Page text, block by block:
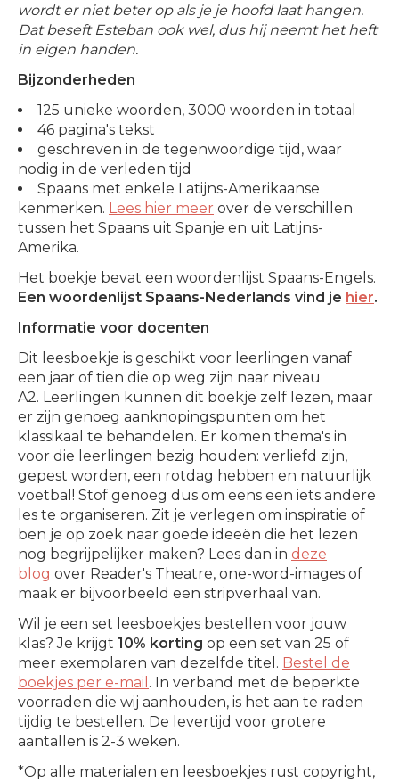
wordt er niet beter op als je je hoofd laat hangen.
Dat beseft Esteban ook wel, dus hij neemt het heft
in eigen handen.
Bijzonderheden
125 unieke woorden, 3000 woorden in totaal
46 pagina's tekst
geschreven in de tegenwoordige tijd, waar
nodig in de verleden tijd
Spaans met enkele Latijns-Amerikaanse
kenmerken. Lees hier meer over de verschillen
tussen het Spaans uit Spanje en uit Latijns-
Amerika.
Het boekje bevat een woordenlijst Spaans-Engels.
Een woordenlijst Spaans-Nederlands vind je hier.
Informatie voor docenten
Dit leesboekje is geschikt voor leerlingen vanaf
een jaar of tien die op weg zijn naar niveau
A2. Leerlingen kunnen dit boekje zelf lezen, maar
er zijn genoeg aanknopingspunten om het
klassikaal te behandelen. Er komen thema's in
voor die leerlingen bezig houden: verliefd zijn,
gepest worden, een rotdag hebben en natuurlijk
voetbal! Stof genoeg dus om eens een iets andere
les te organiseren. Zit je verlegen om inspiratie of
ben je op zoek naar goede ideeën die het lezen
nog begrijpelijker maken? Lees dan in deze
blog over Reader's Theatre, one-word-images of
maak er bijvoorbeeld een stripverhaal van.
Wil je een set leesboekjes bestellen voor jouw
klas? Je krijgt 10% korting op een set van 25 of
meer exemplaren van dezelfde titel. Bestel de
boekjes per e-mail . In verband met de beperkte
voorraden die wij aanhouden, is het aan te raden
tijdig te bestellen. De levertijd voor grotere
aantallen is 2-3 weken.
*Op alle materialen en leesboekjes rust copyright,